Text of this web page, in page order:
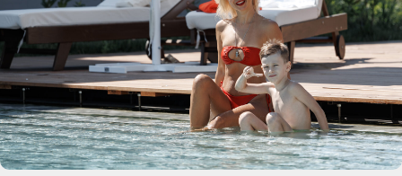
день только у бассейна или на пляже, взрослым
хочется отойти от городского ритма, а
постоянный поиск компромиссов постепенно
начинает утомлять.
Именно поэтому все популярнее становятся
отели с готовыми сценариями отдыха. Такой
формат помогает снять с родителей часть
организационной нагрузки и делает поездку